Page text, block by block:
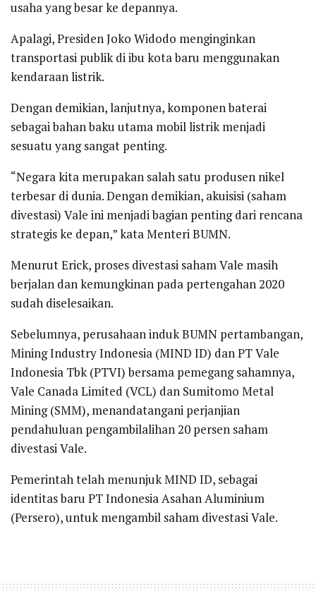
usaha yang besar ke depannya.
Apalagi, Presiden Joko Widodo menginginkan
transportasi publik di ibu kota baru menggunakan
kendaraan listrik.
Dengan demikian, lanjutnya, komponen baterai
sebagai bahan baku utama mobil listrik menjadi
sesuatu yang sangat penting.
“Negara kita merupakan salah satu produsen nikel
terbesar di dunia. Dengan demikian, akuisisi (saham
divestasi) Vale ini menjadi bagian penting dari rencana
strategis ke depan,” kata Menteri BUMN.
Menurut Erick, proses divestasi saham Vale masih
berjalan dan kemungkinan pada pertengahan 2020
sudah diselesaikan.
Sebelumnya, perusahaan induk BUMN pertambangan,
Mining Industry Indonesia (MIND ID) dan PT Vale
Indonesia Tbk (PTVI) bersama pemegang sahamnya,
Vale Canada Limited (VCL) dan Sumitomo Metal
Mining (SMM), menandatangani perjanjian
pendahuluan pengambilalihan 20 persen saham
divestasi Vale.
Pemerintah telah menunjuk MIND ID, sebagai
identitas baru PT Indonesia Asahan Aluminium
(Persero), untuk mengambil saham divestasi Vale.